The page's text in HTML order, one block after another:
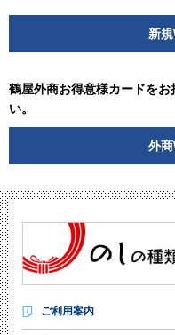
新
鶴屋外商お得意様カードを
い。
外
ご利用案内